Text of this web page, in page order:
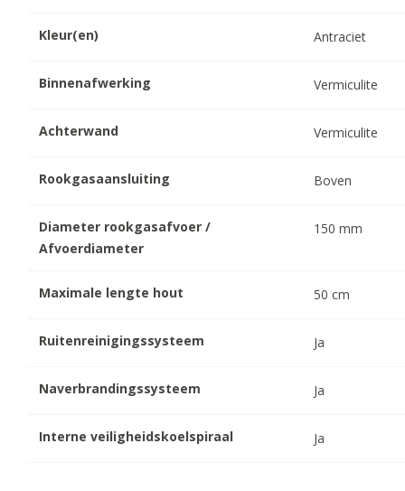
Kleur(en) Antraciet
Binnenafwerking Vermiculite
Achterwand Vermiculite
Rookgasaansluiting Boven
Diameter rookgasafvoer /
Afvoerdiameter
150 mm
Maximale lengte hout 50 cm
Ruitenreinigingssysteem Ja
Naverbrandingssysteem Ja
Interne veiligheidskoelspiraal Ja